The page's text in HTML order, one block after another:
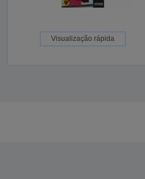
Visualização rápida